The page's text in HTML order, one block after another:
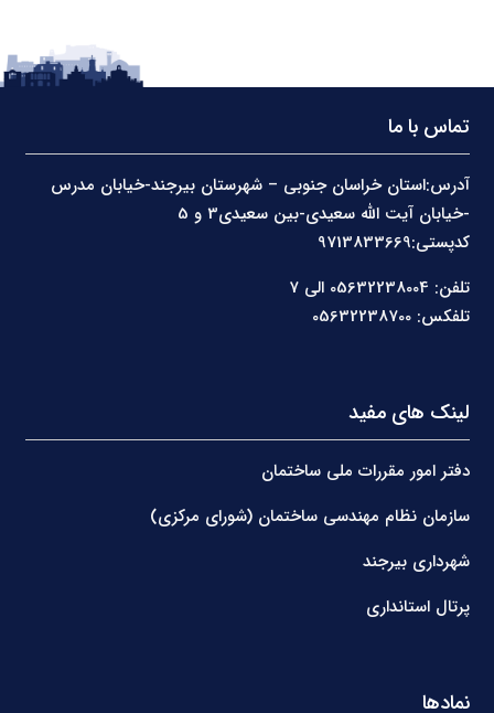
تماس با ما
آدرس:استان خراسان جنوبی – شهرستان بیرجند-خیابان مدرس
کدپستی:9713833669
تلفن: 05632238004 الی 7
تلفکس: 05632238700
لینک های مفید
دفتر امور مقررات ملی ساختمان
سازمان نظام مهندسی ساختمان (شورای مرکزی)
شهرداری بیرجند
پرتال استانداری
نمادها